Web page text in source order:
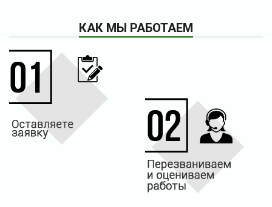
КАК МЫ РАБОТАЕМ